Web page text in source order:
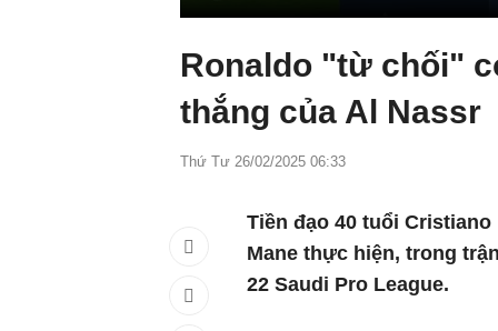
Ronaldo "từ chối"
thắng của Al Nassr
Thứ Tư 26/02/2025 06:33
Tiền đạo 40 tuổi
Mane thực hiện, trong
22 Saudi Pro League.